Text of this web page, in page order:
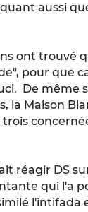
aussi
ont trouvé
pour que
De même
la Maison
réagir DS
qui l'a
l'intifada